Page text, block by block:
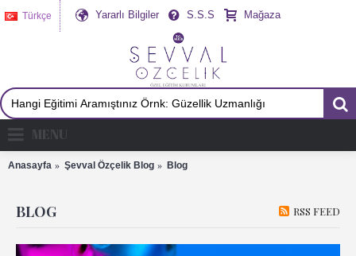
Türkçe Yararlı Bilgiler S.S.S Mağaza
MENU
Anasayfa Şevval Özçelik Blog Blog
BLOG RSS FEED